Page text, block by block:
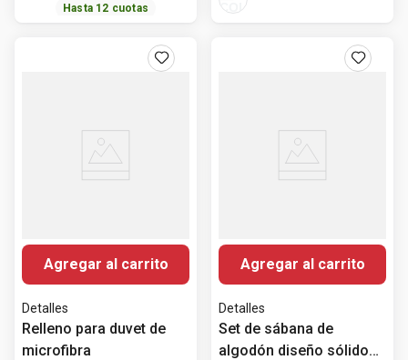
Hasta 12 cuotas
Agregar al carrito
Detalles
Relleno para duvet de
microfibra
Agregar al carrito
Detalles
Set de sábana de
algodón diseño sólido